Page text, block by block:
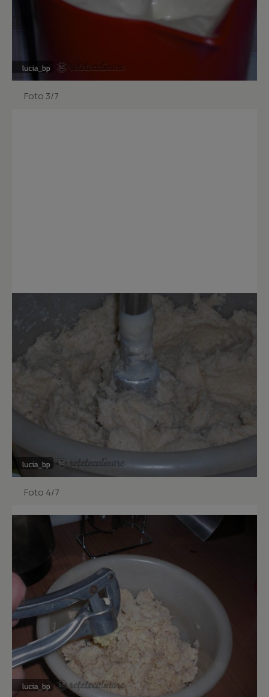
Foto 3/7
Foto 4/7